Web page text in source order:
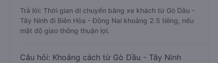
Trả lời: Thời gian di chuyển bằng xe khách từ Gò Dầu -
Tây Ninh đi Biên Hòa - Đồng Nai khoảng 2.5 tiếng, nếu
mật độ giao thông thuận lợi.
Câu hỏi: Khoảng cách từ Gò Dầu - Tây Ninh